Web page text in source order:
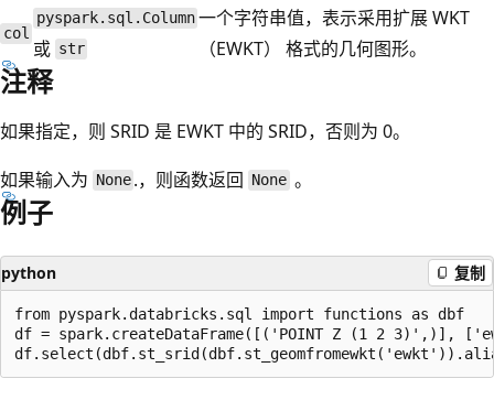
col
pyspark.sql.Column
或 str
一个字符串值，表示采用扩展 WKT
（EWKT） 格式的几何图形。
注释
如果指定，则 SRID 是 EWKT 中的 SRID，否则为 0。
如果输入为 None .，则函数返回 None。
例子
python 复制
from pyspark.databricks.sql import functions as dbf
df = spark.createDataFrame([('POINT Z (1 2 3)',)],